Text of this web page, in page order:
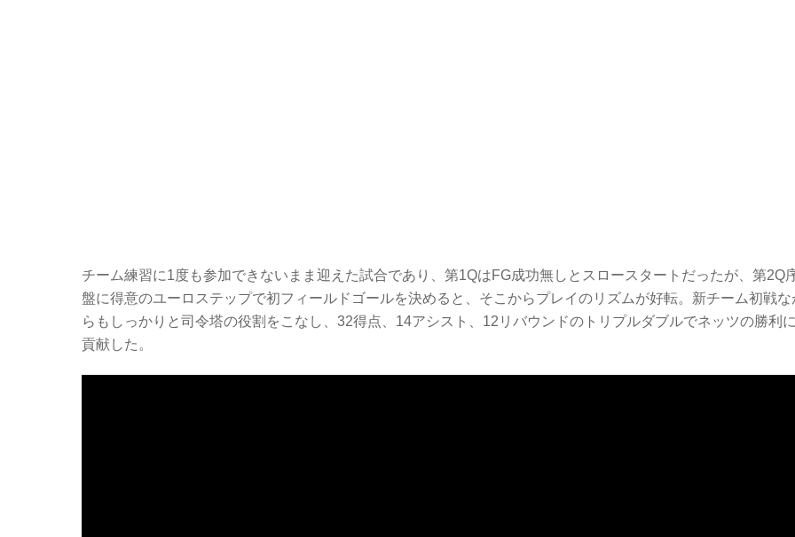
チーム練習に1度も参加できないまま迎えた試合であり、第1QはFG成功無しとスロースタートだったが、第2Q
盤に得意のユーロステップで初フィールドゴールを決めると、そこからプレイのリズムが好転。新チーム初戦な
らもしっかりと司令塔の役割をこなし、32得点、14アシスト、12リバウンドのトリプルダブルでネッツの勝利
貢献した。